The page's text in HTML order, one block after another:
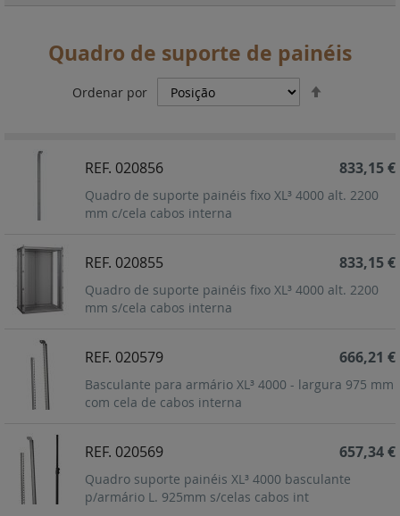
Quadro de suporte de painéis
Ordenar por
REF. 020856
Quadro de suporte painéis fixo XL³ 4000 alt. 2200
mm c/cela cabos interna
833,15 €
REF. 020855
Quadro de suporte painéis fixo XL³ 4000 alt. 2200
mm s/cela cabos interna
833,15 €
REF. 020579
Basculante para armário XL³ 4000 - largura 975 mm
com cela de cabos interna
666,21 €
REF. 020569
Quadro suporte painéis XL³ 4000 basculante
p/armário L. 925mm s/celas cabos int
657,34 €